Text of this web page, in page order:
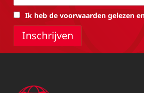
Ik heb de voorwaarden gelezen